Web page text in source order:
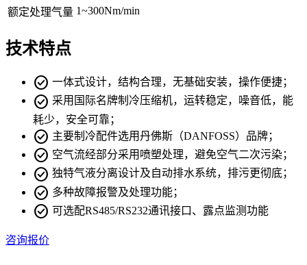
额定处理气量 1~300Nm/min
技术特点
check_circle 一体式设计，结构合理，无基础安装，操作便捷；
check_circle 采用国际名牌制冷压缩机，运转稳定，噪音低，能
耗少，安全可靠；
check_circle 主要制冷配件选用丹佛斯（DANFOSS）品牌；
check_circle 空气流经部分采用喷塑处理，避免空气二次污染；
check_circle 独特气液分离设计及自动排水系统，排污更彻底；
check_circle 多种故障报警及处理功能；
check_circle 可选配RS485/RS232通讯接口、露点监测功能
咨询报价